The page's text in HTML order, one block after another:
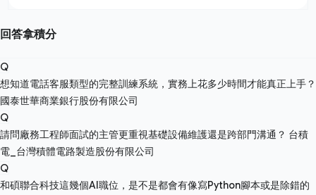
回答拿積分
Q
想知道電話客服類型的完整訓練系統，實務上花多少時間才能真正上手？
國泰世華商業銀行股份有限公司
Q
請問廠務工程師面試的主管更重視基礎設備維護還是跨部門溝通？ 台積
電_台灣積體電路製造股份有限公司
Q
和碩聯合科技這幾個AI職位，是不是都會有像寫Python腳本或是除錯的